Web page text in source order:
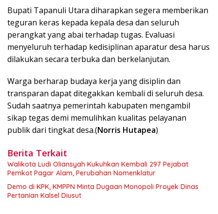
Bupati Tapanuli Utara diharapkan segera memberikan
teguran keras kepada kepala desa dan seluruh
perangkat yang abai terhadap tugas. Evaluasi
menyeluruh terhadap kedisiplinan aparatur desa harus
dilakukan secara terbuka dan berkelanjutan.
Warga berharap budaya kerja yang disiplin dan
transparan dapat ditegakkan kembali di seluruh desa.
Sudah saatnya pemerintah kabupaten mengambil
sikap tegas demi memulihkan kualitas pelayanan
publik dari tingkat desa.(Norris Hutapea)
Berita Terkait
Walikota Ludi Oliansyah Kukuhkan Kembali 297 Pejabat
Pemkot Pagar Alam, Perubahan Nomenklatur
Demo di KPK, KMPPN Minta Dugaan Monopoli Proyek Dinas
Pertanian Kalsel Diusut